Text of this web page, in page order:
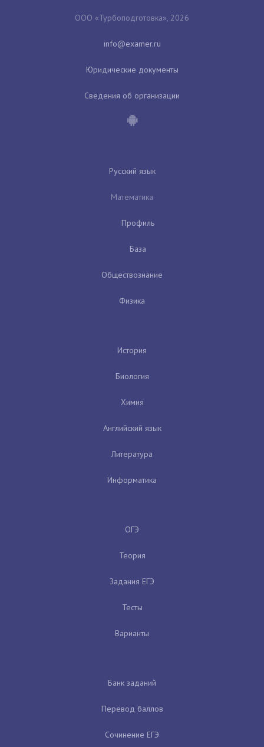
ООО «Турбоподготовка», 2026
Юридические документы
Сведения об организации
Русский язык
Математика
Профиль
База
Обществознание
Физика
История
Биология
Химия
Английский язык
Литература
Информатика
ОГЭ
Теория
Задания ЕГЭ
Тесты
Варианты
Банк заданий
Перевод баллов
Сочинение ЕГЭ